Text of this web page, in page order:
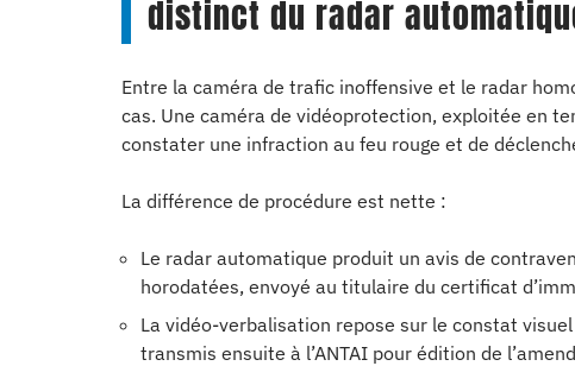
distinct du radar
Entre la caméra de trafic inoffensive et le radar
cas. Une caméra de vidéoprotection, exploitée en
constater une infraction au feu rouge et de
La différence de procédure est nette :
Le radar automatique produit un avis de
horodatées, envoyé au titulaire du certificat
La vidéo-verbalisation repose sur le constat
transmis ensuite à l’ANTAI pour édition de